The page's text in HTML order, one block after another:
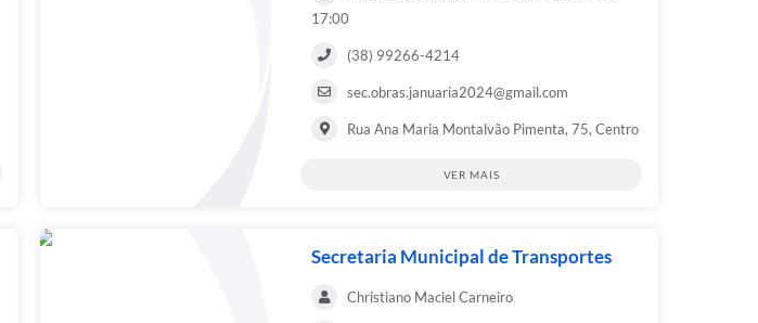
17:00
(38) 99266-4214
sec.obras.januaria2024@gmail.com
Rua Ana Maria Montalvão Pimenta, 75, Centro
VER MAIS
Secretaria Municipal de Transportes
Christiano Maciel Carneiro